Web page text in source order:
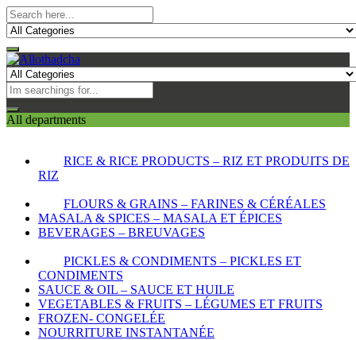
All departments
RICE & RICE PRODUCTS – RIZ ET PRODUITS DE
RIZ
FLOURS & GRAINS – FARINES & CÉRÉALES
MASALA & SPICES – MASALA ET ÉPICES
BEVERAGES – BREUVAGES
PICKLES & CONDIMENTS – PICKLES ET
CONDIMENTS
SAUCE & OIL – SAUCE ET HUILE
VEGETABLES & FRUITS – LÉGUMES ET FRUITS
FROZEN- CONGELÉE
NOURRITURE INSTANTANÉE